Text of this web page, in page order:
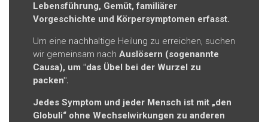
Lebensführung, Gemüt, familiärer
Vorgeschichte und Körpersymptomen erfasst.
Um eine nachhaltige Heilung zu erreichen, suchen
wir gemeinsam nach Auslösern (sogenannte
Causa), um "das Übel bei der Wurzel zu
packen".
Jedes Symptom und jeder Mensch ist mit „den
Globuli“ ohne Wechselwirkungen zu anderen